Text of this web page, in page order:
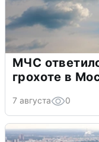
МЧС
грохоте в
7 августа 0